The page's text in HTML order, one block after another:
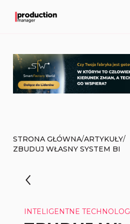
STRONA GŁÓWNA/ARTYKUŁY/
ZBUDUJ WŁASNY SYSTEM BI
INTELIGENTNE